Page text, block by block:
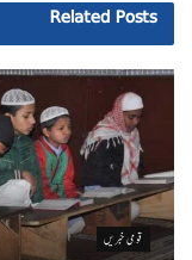
Related Posts
قومی خبریں